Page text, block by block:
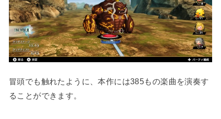
冒頭でも触れたように、本作には385もの楽曲を演奏す
ることができます。